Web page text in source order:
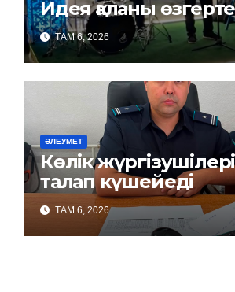
Идея қаланы
ТАМ 6, 2026
ӘЛЕУМЕТ
Көлік
талап күшейеді
ТАМ 6, 2026